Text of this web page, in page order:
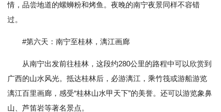
情，品尝地道的螺蛳粉和烤鱼。夜晚的南宁夜景同样不容错
过。
#第六天：南宁至桂林，漓江画廊
从南宁出发前往桂林，这段约280公里的路程中可以欣赏到
广西的山水风光。抵达桂林后，必游漓江，乘竹筏或游船游览
漓江百里画廊，感受“桂林山水甲天下”的美誉。还可以游览象鼻
山、芦笛岩等著名景点。